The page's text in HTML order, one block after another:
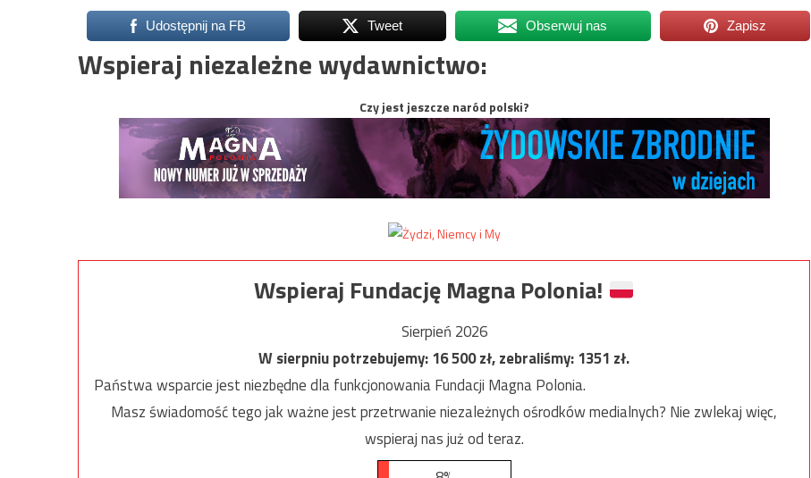
Udostępnij na FB Tweet Obserwuj nas Zapisz
Wspieraj niezależne wydawnictwo:
Czy jest jeszcze naród polski?
Wspieraj Fundację Magna Polonia!
Sierpień 2026
W sierpniu potrzebujemy:16 500zł, zebraliśmy:1351 zł.
Państwa wsparcie jest niezbędne dla funkcjonowania Fundacji Magna Polonia.
Masz świadomość tego jak ważne jest przetrwanie niezależnych ośrodków medialnych? Nie zwlekaj więc,
wspieraj nas już od teraz.